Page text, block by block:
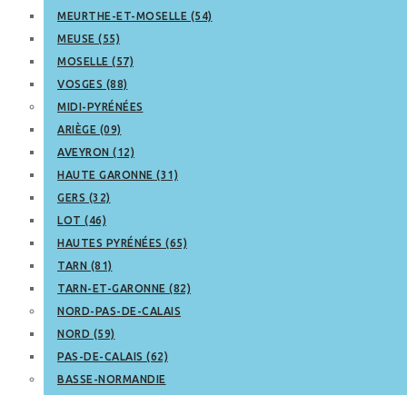
MEURTHE-ET-MOSELLE (54)
MEUSE (55)
MOSELLE (57)
VOSGES (88)
MIDI-PYRÉNÉES
ARIÈGE (09)
AVEYRON (12)
HAUTE GARONNE (31)
GERS (32)
LOT (46)
HAUTES PYRÉNÉES (65)
TARN (81)
TARN-ET-GARONNE (82)
NORD-PAS-DE-CALAIS
NORD (59)
PAS-DE-CALAIS (62)
BASSE-NORMANDIE